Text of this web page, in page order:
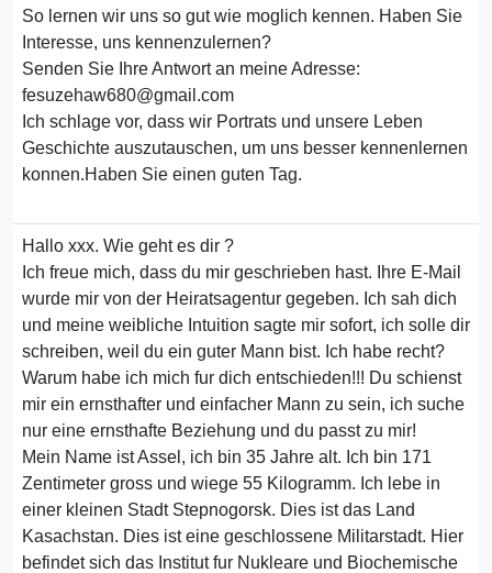
So lernen wir uns so gut wie moglich kennen. Haben Sie
Interesse, uns kennenzulernen?
Senden Sie Ihre Antwort an meine Adresse:
fesuzehaw680@gmail.com
Ich schlage vor, dass wir Portrats und unsere Leben
Geschichte auszutauschen, um uns besser kennenlernen
konnen.Haben Sie einen guten Tag.
Hallo xxx. Wie geht es dir ?
Ich freue mich, dass du mir geschrieben hast. Ihre E-Mail
wurde mir von der Heiratsagentur gegeben. Ich sah dich
und meine weibliche Intuition sagte mir sofort, ich solle dir
schreiben, weil du ein guter Mann bist. Ich habe recht?
Warum habe ich mich fur dich entschieden!!! Du schienst
mir ein ernsthafter und einfacher Mann zu sein, ich suche
nur eine ernsthafte Beziehung und du passt zu mir!
Mein Name ist Assel, ich bin 35 Jahre alt. Ich bin 171
Zentimeter gross und wiege 55 Kilogramm. Ich lebe in
einer kleinen Stadt Stepnogorsk. Dies ist das Land
Kasachstan. Dies ist eine geschlossene Militarstadt. Hier
befindet sich das Institut fur Nukleare und Biochemische